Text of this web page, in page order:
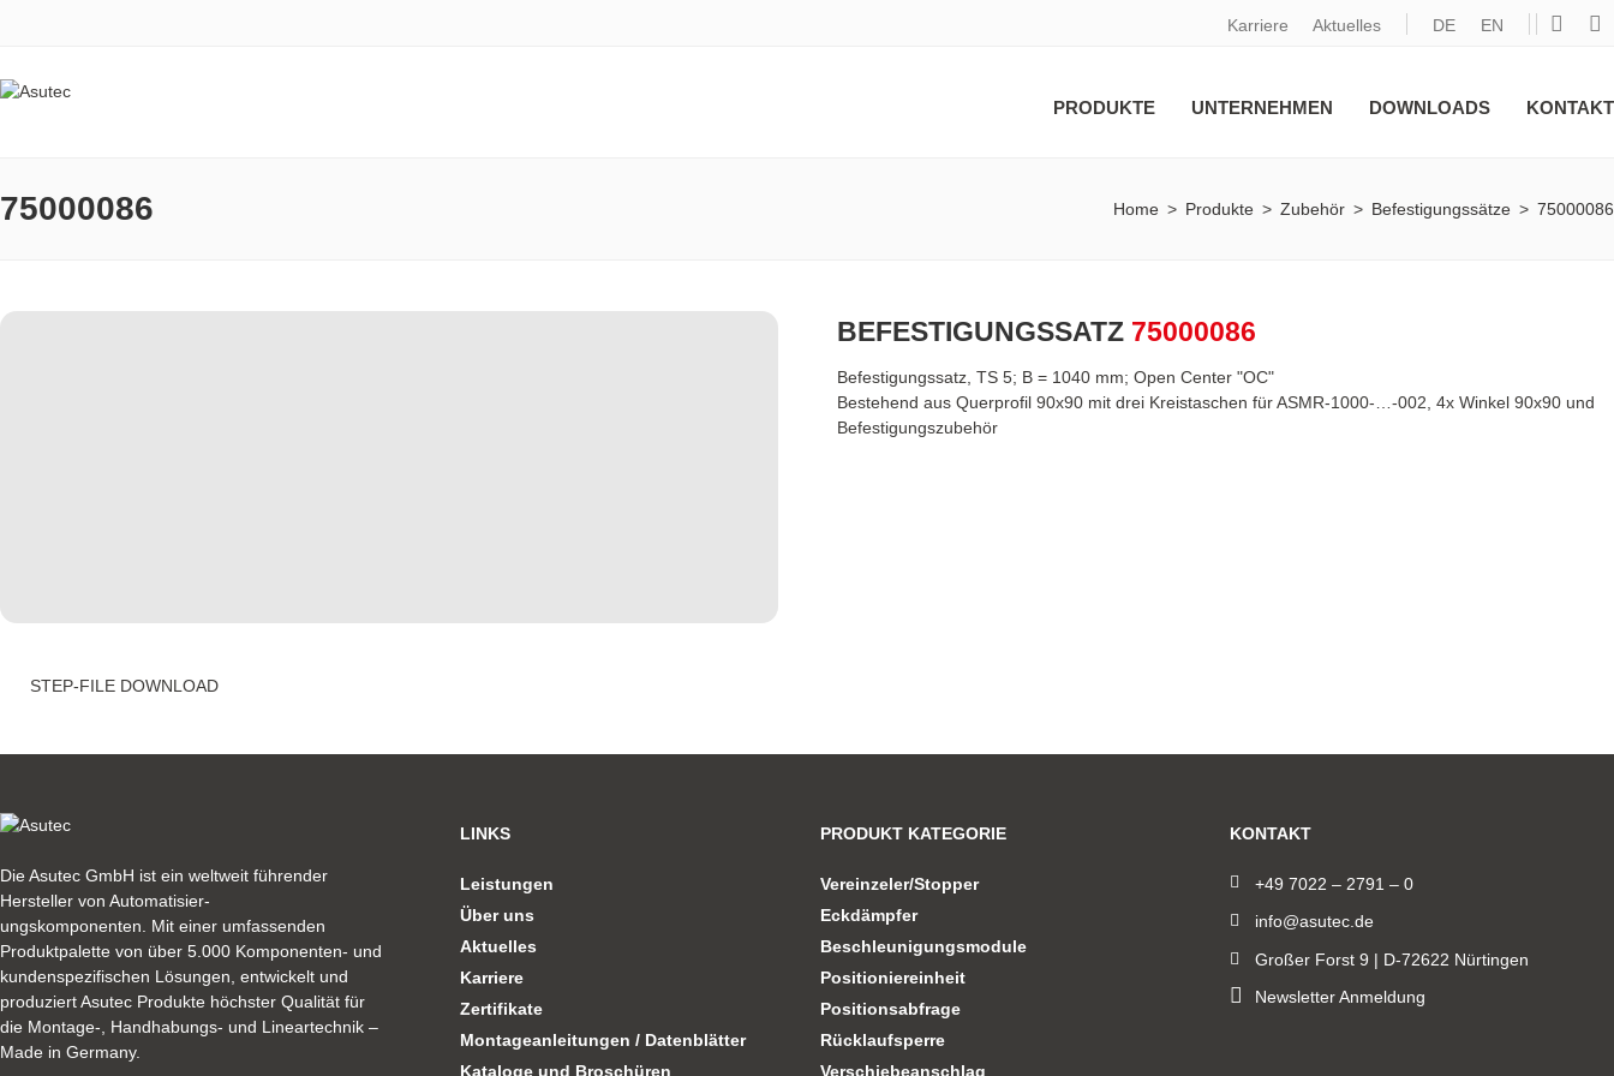
Karriere Aktuelles DE EN
PRODUKTE UNTERNEHMEN DOWNLOADS KONTAKT
75000086 Home > Produkte > Zubehör > Befestigungssätze > 75000086
STEP-FILE DOWNLOAD
BEFESTIGUNGSSATZ 75000086
Befestigungssatz, TS 5; B = 1040 mm; Open Center "OC"
Bestehend aus Querprofil 90x90 mit drei Kreistaschen für ASMR-1000-…-002, 4x Winkel 90x90 und
Befestigungszubehör
Die Asutec GmbH ist ein weltweit führender
Hersteller von Automatisier-
ungskomponenten. Mit einer umfassenden
Produktpalette von über 5.000 Komponenten- und
kundenspezifischen Lösungen, entwickelt und
produziert Asutec Produkte höchster Qualität für
die Montage-, Handhabungs- und Lineartechnik –
Made in Germany.
LINKS
Leistungen
Über uns
Aktuelles
Karriere
Zertifikate
Montageanleitungen / Datenblätter
Kataloge und Broschüren
PRODUKT KATEGORIE
Vereinzeler/Stopper
Eckdämpfer
Beschleunigungsmodule
Positioniereinheit
Positionsabfrage
Rücklaufsperre
Verschiebeanschlag
KONTAKT
+49 7022 – 2791 – 0
info@asutec.de
Großer Forst 9 | D-72622 Nürtingen
Newsletter Anmeldung